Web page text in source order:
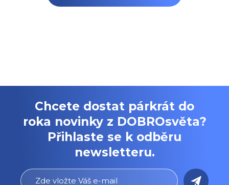
Chcete dostat párkrát do
roka novinky z DOBROsvěta?
Přihlaste se k odběru
newsletteru.